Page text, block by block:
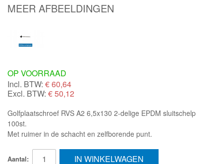
MEER AFBEELDINGEN
OP VOORRAAD
Incl. BTW: €60,64
Excl. BTW: € 50,12
Golfplaatschroef RVS A2 6,5x130 2-delige EPDM sluitschelp
100st.
Met ruimer in de schacht en zelfborende punt.
Aantal: IN WINKELWAGEN